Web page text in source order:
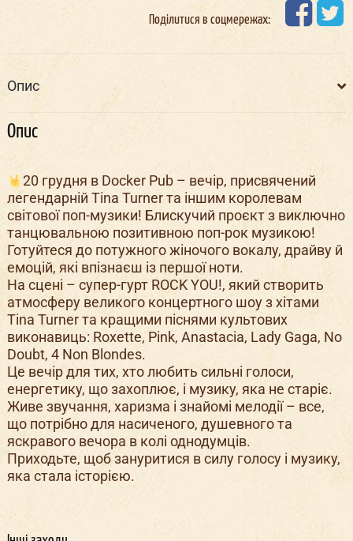
Поділитися в соцмережах:
Опис
Опис
20 грудня в Docker Pub – вечір, присвячений
легендарній Tina Turner та іншим королевам
світової поп-музики! Блискучий проєкт з виключно
танцювальною позитивною поп-рок музикою!
Готуйтеся до потужного жіночого вокалу, драйву й
емоцій, які впізнаєш із першої ноти.
На сцені – супер-гурт ROCK YOU!, який створить
атмосферу великого концертного шоу з хітами
Tina Turner та кращими піснями культових
виконавиць: Roxette, Pink, Anastacia, Lady Gaga, No
Doubt, 4 Non Blondes.
Це вечір для тих, хто любить сильні голоси,
енергетику, що захоплює, і музику, яка не старіє.
Живе звучання, харизма і знайомі мелодії – все,
що потрібно для насиченого, душевного та
яскравого вечора в колі однодумців.
Приходьте, щоб зануритися в силу голосу і музику,
яка стала історією.